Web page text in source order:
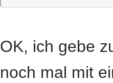
OK, ich gebe
noch mal mit